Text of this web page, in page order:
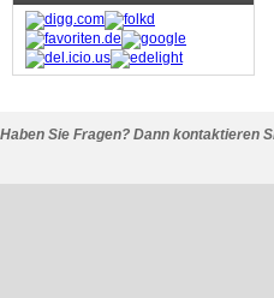
Haben Sie Fragen? Dann kontaktieren